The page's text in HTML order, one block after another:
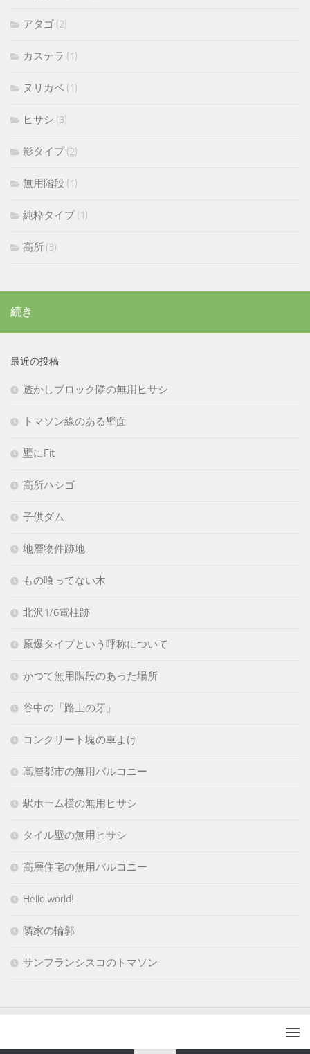
アタゴ (2)
カステラ (1)
ヌリカベ (1)
ヒサシ (3)
影タイプ(2)
無用階段 (1)
純粋タイプ(1)
高所 (3)
続き
最近の投稿
透かしブロック隣の無用ヒサシ
トマソン線のある壁面
壁にFit
高所ハシゴ
子供ダム
地層物件跡地
もの喰ってない木
北沢1/6電柱跡
原爆タイプという呼称について
かつて無用階段のあった場所
谷中の「路上の牙」
コンクリート塊の車よけ
高層都市の無用バルコニー
駅ホーム横の無用ヒサシ
タイル壁の無用ヒサシ
高層住宅の無用バルコニー
Hello world!
隣家の輪郭
サンフランシスコのトマソン